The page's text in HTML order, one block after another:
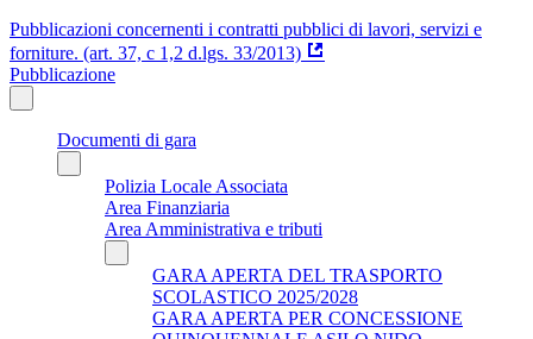
Pubblicazioni concernenti i contratti pubblici di lavori, servizi e
forniture. (art. 37, c 1,2 d.lgs. 33/2013)
Pubblicazione
Documenti di gara
Polizia Locale Associata
Area Finanziaria
Area Amministrativa e tributi
GARA APERTA DEL TRASPORTO
SCOLASTICO 2025/2028
GARA APERTA PER CONCESSIONE